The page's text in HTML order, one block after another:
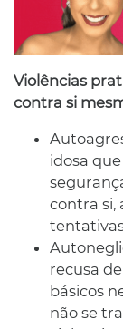
Violências
contra si
idosa
contra si,
recusa
básicos
não se